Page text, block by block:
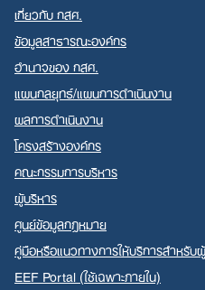
เกี่ยวกับ กสศ.
ข้อมูลสาธารณะองค์กร
อำนาจของ กสศ.
แผนกลยุทธ์/แผนการดำเนินงาน
ผลการดำเนินงาน
โครงสร้างองค์กร
คณะกรรมการบริหาร
ผู้บริหาร
ศูนย์ข้อมูลกฎหมาย
คู่มือหรือแนวทางการให้บริการสำหรั
EEF Portal (ใช้เฉพาะภายใน)